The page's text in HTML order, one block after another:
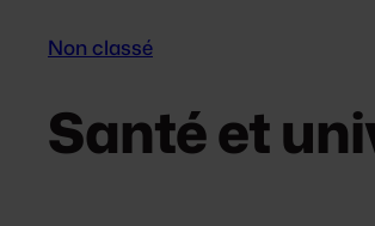
Non classé
Santé et